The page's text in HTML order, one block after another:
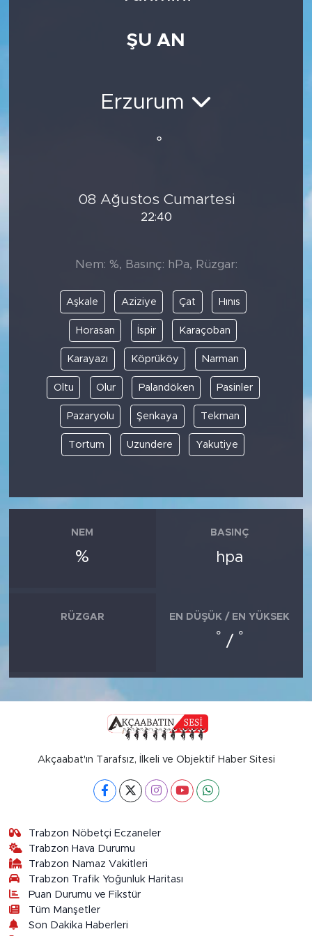
ŞU AN
Erzurum
°
08 Ağustos Cumartesi
22:40
Nem: %, Basınç: hPa, Rüzgar:
Aşkale Aziziye Çat Hınıs
Horasan İspir Karaçoban
Karayazı Köprüköy Narman
Oltu Olur Palandöken Pasinler
Pazaryolu Şenkaya Tekman
Tortum Uzundere Yakutiye
NEM
%
BASINÇ
hpa
RÜZGAR EN DÜŞÜK / EN YÜKSEK
° / °
Akçaabat'ın Tarafsız, İlkeli ve Objektif Haber Sitesi
Trabzon Nöbetçi Eczaneler
Trabzon Hava Durumu
Trabzon Namaz Vakitleri
Trabzon Trafik Yoğunluk Haritası
Puan Durumu ve Fikstür
Tüm Manşetler
Son Dakika Haberleri
Foto Galeri
Ulusal Son Dakika Haberleri